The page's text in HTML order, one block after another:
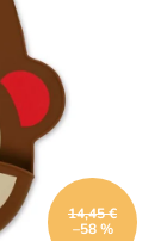
14,45 €
–58 %